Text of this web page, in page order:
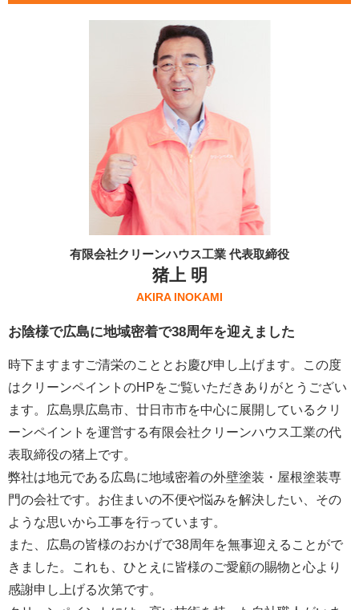
有限会社クリーンハウス工業 代表取締役
猪上 明
AKIRA INOKAMI
お陰様で広島に地域密着で38周年を迎えました
時下ますますご清栄のこととお慶び申し上げます。この度
はクリーンペイントのHPをご覧いただきありがとうござい
ます。広島県広島市、廿日市市を中心に展開しているクリ
ーンペイントを運営する有限会社クリーンハウス工業の代
表取締役の猪上です。
弊社は地元である広島に地域密着の外壁塗装・屋根塗装専
門の会社です。お住まいの不便や悩みを解決したい、その
ような思いから工事を行っています。
また、広島の皆様のおかげで38周年を無事迎えることがで
きました。これも、ひとえに皆様のご愛顧の賜物と心より
感謝申し上げる次第です。